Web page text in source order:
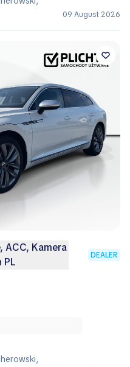
09 August 2026
ACC, Kamera
PL
DEALER